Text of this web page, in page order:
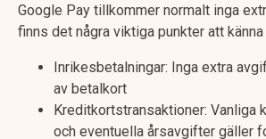
Google Pay tillkommer normalt inga
finns det några viktiga punkter att
Inrikesbetalningar: Inga extra
av betalkort
Kreditkortstransaktioner: Vanliga
och eventuella årsavgifter gäller